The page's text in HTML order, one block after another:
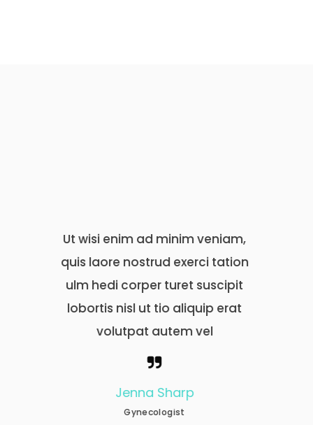
veniam,
tation
suscipit
Ut wisi enim ad minim veniam,
quis laore nostrud exerci tation
ulm hedi corper turet suscipit
lobortis nisl ut tio aliquip erat
volutpat autem vel
Nathan Becker
Neurologist